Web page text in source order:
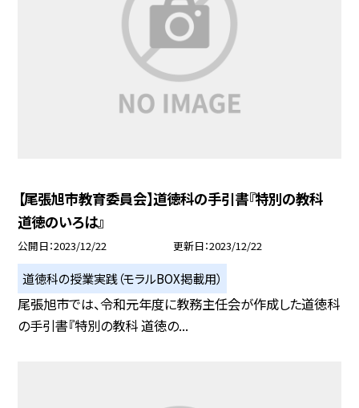
【尾張旭市教育委員会】道徳科の手引書『特別の教科
道徳のいろは』
公開日 2023/12/22 更新日 2023/12/22
道徳科の授業実践（モラルBOX掲載用）
尾張旭市では、令和元年度に教務主任会が作成した道徳科
の手引書『特別の教科 道徳の...